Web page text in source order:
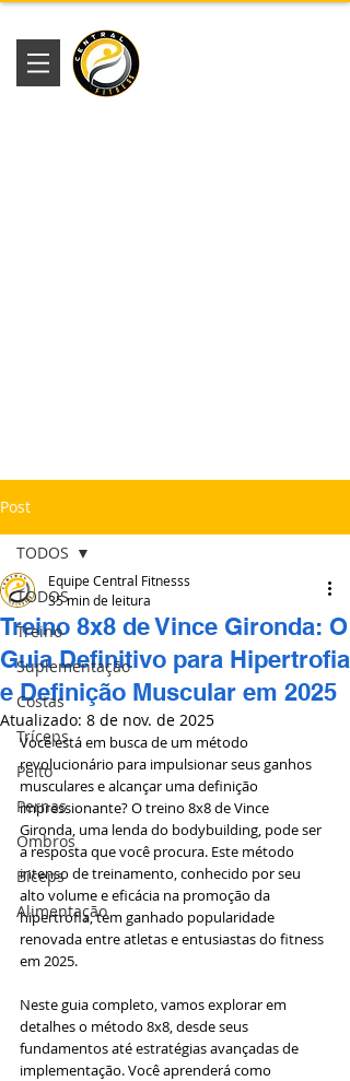
Post
TODOS
Treino
Suplementação
Costas
Tríceps
Peito
Pernas
Ombros
Bíceps
Alimentação
TODOS
Treino 8x8 de Vince Gironda: O
Guia Definitivo para Hipertrofia
e Definição Muscular em 2025
Equipe Central Fitnesss
35 min de leitura
Atualizado: 8 de nov. de 2025
Você está em busca de um método
revolucionário para impulsionar seus ganhos
musculares e alcançar uma definição
impressionante? O treino 8x8 de Vince
Gironda, uma lenda do bodybuilding, pode ser
a resposta que você procura. Este método
intenso de treinamento, conhecido por seu
alto volume e eficácia na promoção da
hipertrofia, tem ganhado popularidade
renovada entre atletas e entusiastas do fitness
em 2025.
Neste guia completo, vamos explorar em
detalhes o método 8x8, desde seus
fundamentos até estratégias avançadas de
implementação. Você aprenderá como